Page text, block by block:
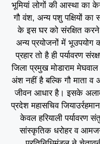
भूमियां लोगों की आस्था का
गौ वंश, अन्य पशु पक्षियों का
के इस घर को संरक्षित करने
अन्य प्रयोजनों में भूउपयोग
प्रहार तो है ही पर्यावरण
जिला प्रमुख मोडाराम
अंश नहीं है बल्कि गौ माता
जीवन आधार है। इसके
प्रदेश महासचिव
केवल हरियाली पर्यावरण
सांस्कृतिक धरोहर व